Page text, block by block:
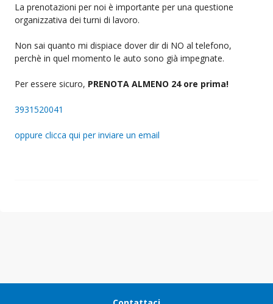
La prenotazioni per noi è importante per una questione
organizzativa dei turni di lavoro.
Non sai quanto mi dispiace dover dir di NO al telefono,
perchè in quel momento le auto sono già impegnate.
Per essere sicuro, PRENOTA ALMENO 24 ore prima!
3931520041
oppure clicca qui per inviare un email